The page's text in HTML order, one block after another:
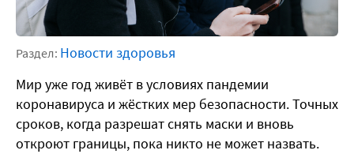
Раздел: Новости здоровья
Мир уже год живёт в условиях пандемии
коронавируса и жёстких мер безопасности. Точных
сроков, когда разрешат снять маски и вновь
откроют границы, пока никто не может назвать.